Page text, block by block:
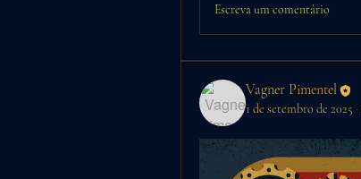
Escreva um comentário
Vagner Pimentel
1 de setembro de 2025 ·